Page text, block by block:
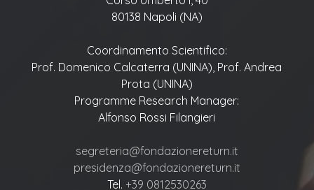
80138 Napoli (NA)
Coordinamento Scientifico:
Prof. Domenico Calcaterra (UNINA), Prof. Andrea
Prota (UNINA)
Programme Research Manager:
Alfonso Rossi Filangieri
segreteria@fondazionereturn.it
presidenza@fondazionereturn.it
Tel. +39 0812530263